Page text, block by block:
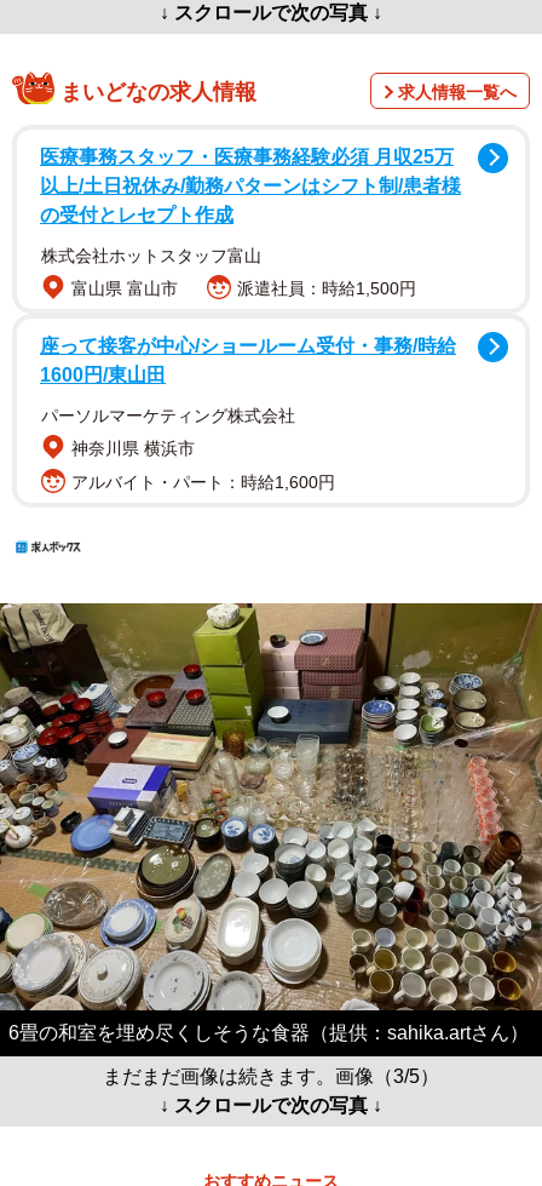
↓ スクロールで次の写真 ↓
まいどなの求人情報 求人情報一覧へ
医療事務スタッフ・医療事務経験必須 月収25万
以上/土日祝休み/勤務パターンはシフト制/患者様
の受付とレセプト作成
株式会社ホットスタッフ富山
富山県 富山市
派遣社員：時給1,500円
座って接客が中心/ショールーム受付・事務/時給
1600円/東山田
パーソルマーケティング株式会社
神奈川県 横浜市
アルバイト・パート：時給1,600円
6畳の和室を埋め尽くしそうな食器（提供：sahika.artさん）
まだまだ画像は続きます。画像（3/5）
↓ スクロールで次の写真 ↓
おすすめニュース